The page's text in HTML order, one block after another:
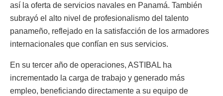
así la oferta de servicios navales en Panamá. También
subrayó el alto nivel de profesionalismo del talento
panameño, reflejado en la satisfacción de los armadores
internacionales que confían en sus servicios.
En su tercer año de operaciones, ASTIBAL ha
incrementado la carga de trabajo y generado más
empleo, beneficiando directamente a su equipo de